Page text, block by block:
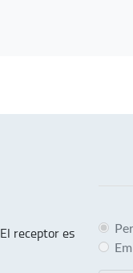
El receptor es